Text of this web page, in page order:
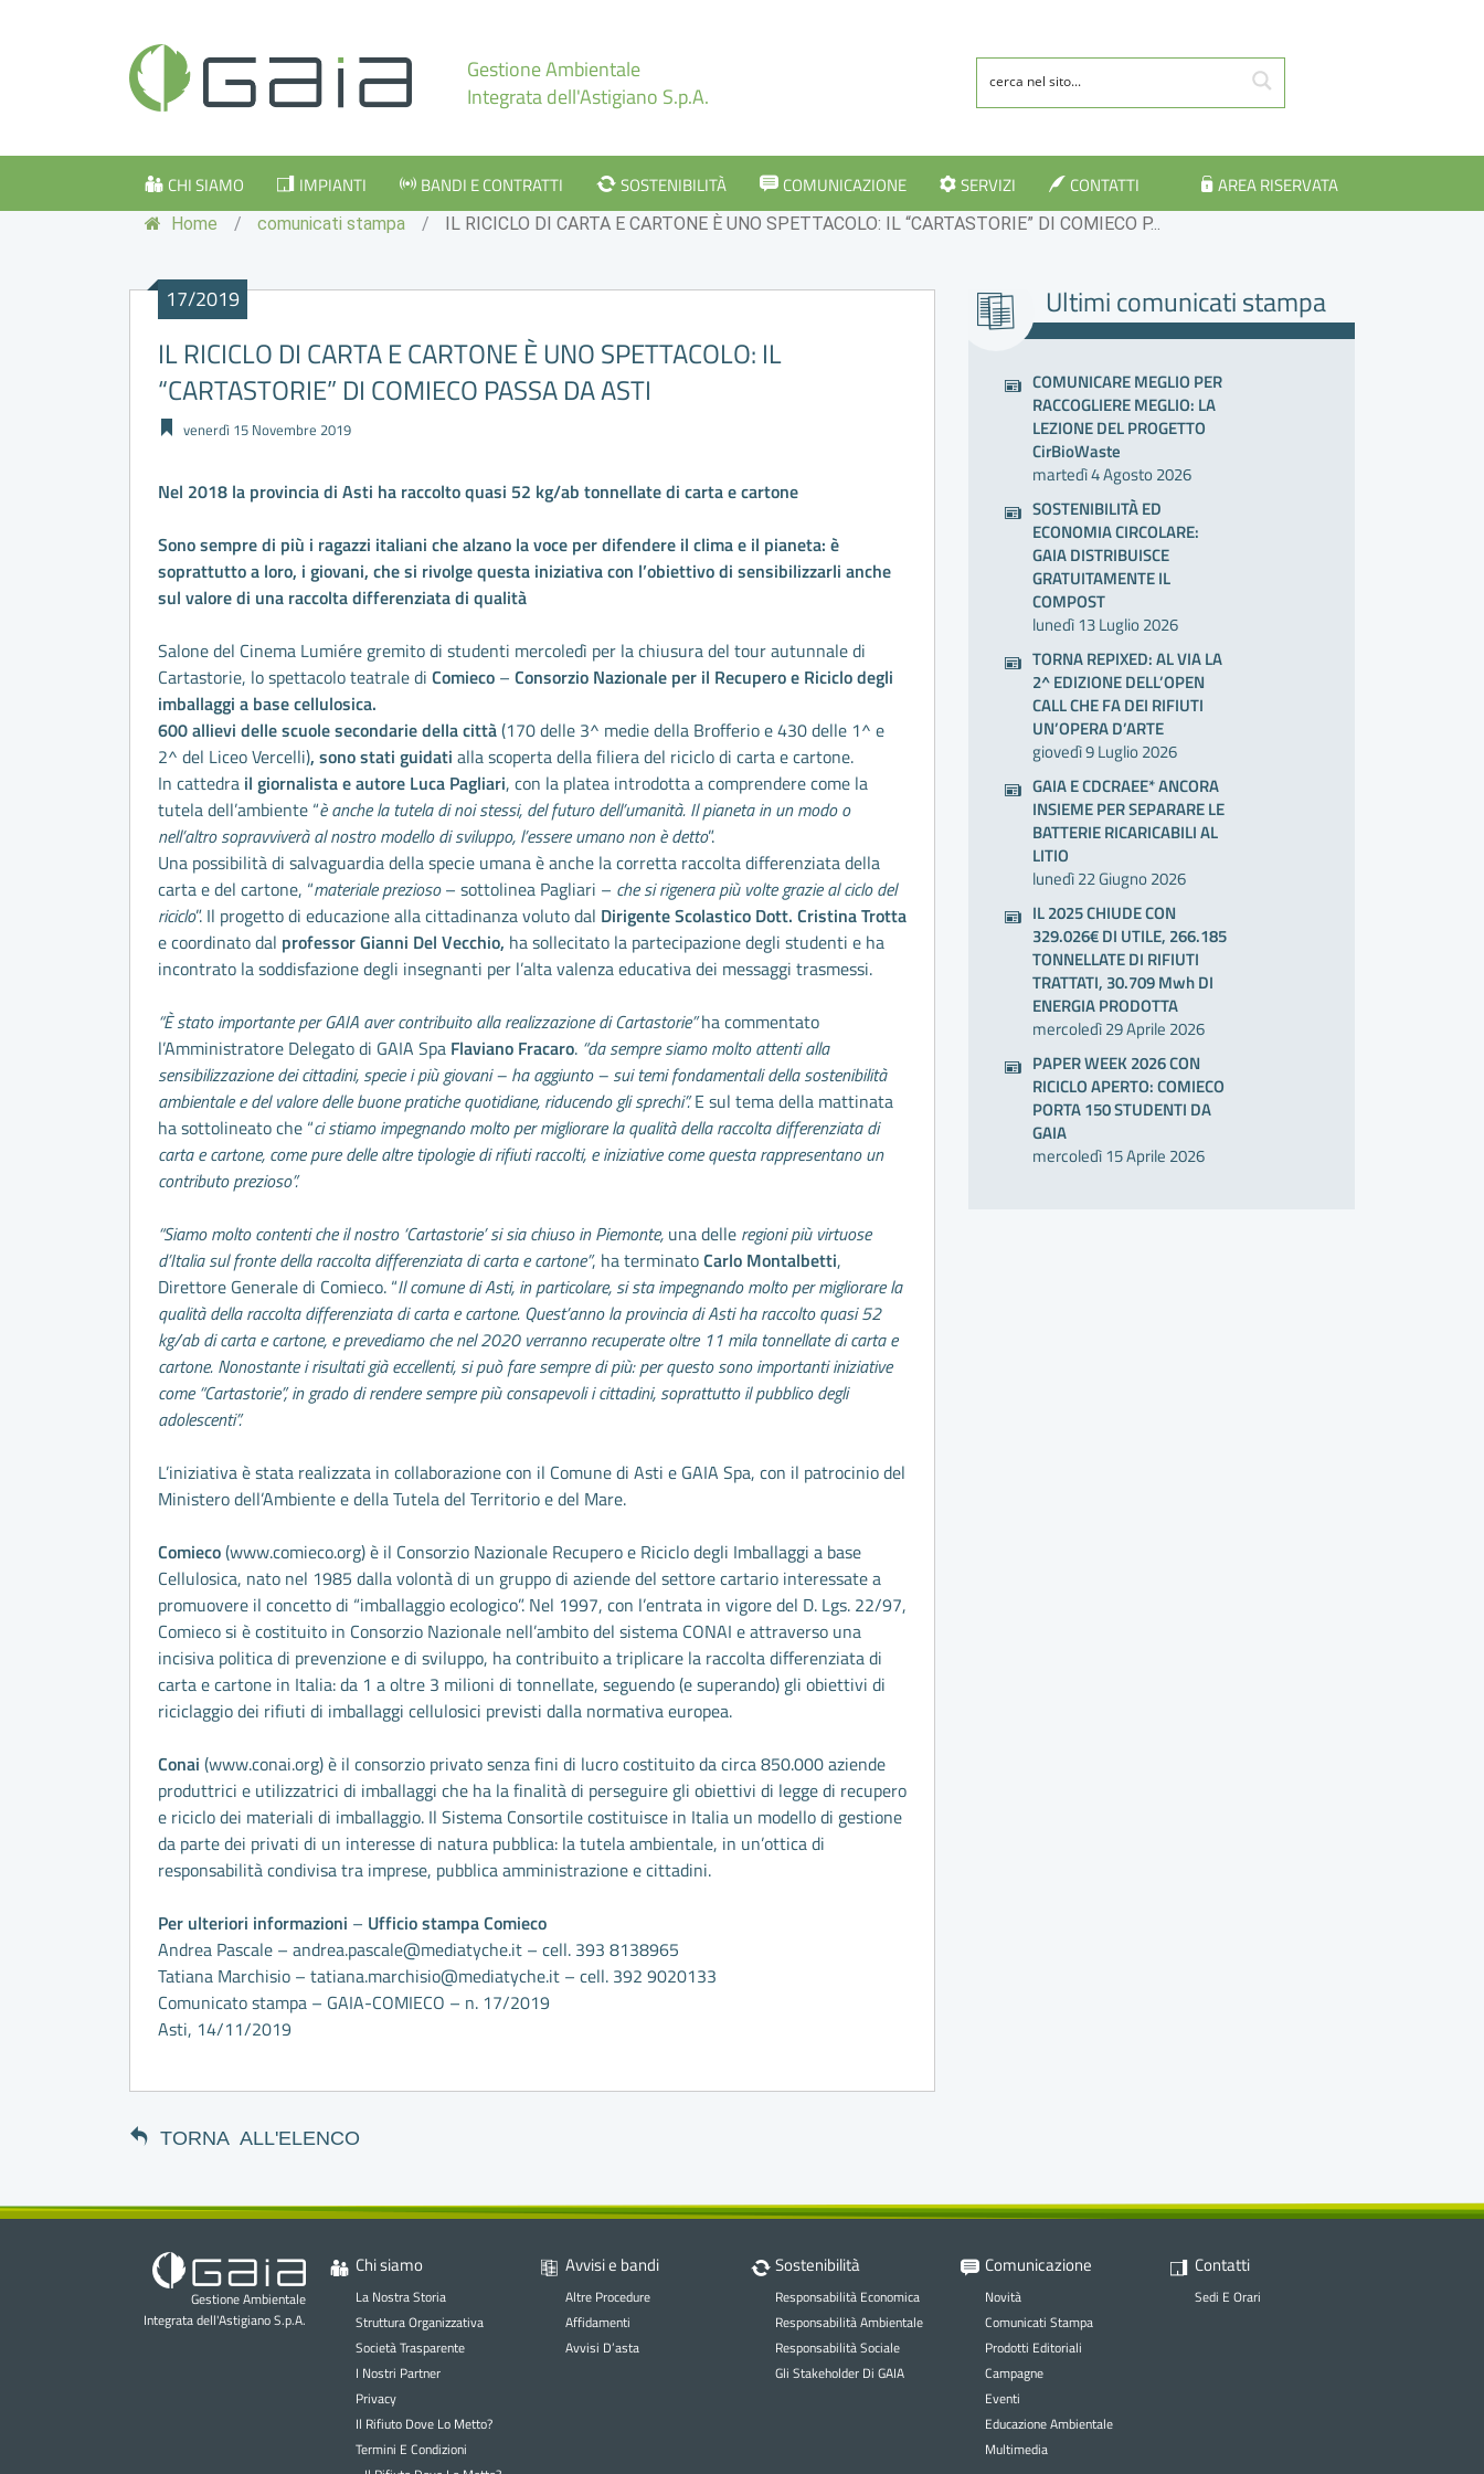
Gestione Ambientale
Integrata dell'Astigiano S.p.A.
CHI SIAMO IMPIANTI BANDI E CONTRATTI SOSTENIBILITÀ COMUNICAZIONE SERVIZI CONTATTI AREA RISERVATA
Home / comunicati stampa / IL RICICLO DI CARTA E CARTONE È UNO SPETTACOLO: IL “CARTASTORIE” DI COMIECO P...
17/2019
IL RICICLO DI CARTA E CARTONE È UNO SPETTACOLO: IL
“CARTASTORIE” DI COMIECO PASSA DA ASTI
venerdì 15 Novembre 2019
Nel 2018 la provincia di Asti ha raccolto quasi 52 kg/ab tonnellate di carta e cartone
Sono sempre di più i ragazzi italiani che alzano la voce per difendere il clima e il pianeta: è
soprattutto a loro, i giovani, che si rivolge questa iniziativa con l’obiettivo di sensibilizzarli anche
sul valore di una raccolta differenziata di qualità
Salone del Cinema Lumiére gremito di studenti mercoledì per la chiusura del tour autunnale di
Cartastorie, lo spettacolo teatrale di Comieco – Consorzio Nazionale per il Recupero e Riciclo degli
imballaggi a base cellulosica.
600 allievi delle scuole secondarie della città(170 delle 3^ medie della Brofferio e 430 delle 1^ e
2^ del Liceo Vercelli), sono stati guidati alla scoperta della filiera del riciclo di carta e cartone.
In cattedra il giornalista e autore Luca Pagliari, con la platea introdotta a comprendere come la
tutela dell’ambiente “è anche la tutela di noi stessi, del futuro dell’umanità. Il pianeta in un modo o
nell’altro sopravviverà al nostro modello di sviluppo, l’essere umano non è detto”.
Una possibilità di salvaguardia della specie umana è anche la corretta raccolta differenziata della
carta e del cartone, “materiale prezioso– sottolinea Pagliari – che si rigenera più volte grazie al ciclo del
riciclo”. Il progetto di educazione alla cittadinanza voluto dal Dirigente Scolastico Dott. Cristina Trotta
e coordinato dal professor Gianni Del Vecchio, ha sollecitato la partecipazione degli studenti e ha
incontrato la soddisfazione degli insegnanti per l’alta valenza educativa dei messaggi trasmessi.
“È stato importante per GAIA aver contribuito alla realizzazione di Cartastorie”ha commentato
l’Amministratore Delegato di GAIA Spa Flaviano Fracaro. “da sempre siamo molto attenti alla
sensibilizzazione dei cittadini, specie i più giovani – ha aggiunto – sui temi fondamentali della sostenibilità
ambientale e del valore delle buone pratiche quotidiane, riducendo gli sprechi”.E sul tema della mattinata
ha sottolineato che “ci stiamo impegnando molto per migliorare la qualità della raccolta differenziata di
carta e cartone, come pure delle altre tipologie di rifiuti raccolti, e iniziative come questa rappresentano un
contributo prezioso”.
“Siamo molto contenti che il nostro ‘Cartastorie’ si sia chiuso in Piemonte, una delle regioni più virtuose
d’Italia sul fronte della raccolta differenziata di carta e cartone”, ha terminatoCarlo Montalbetti,
Direttore Generale di Comieco. “Il comune di Asti, in particolare, si sta impegnando molto per migliorare la
qualità della raccolta differenziata di carta e cartone. Quest’anno la provincia di Asti ha raccolto quasi 52
kg/ab di carta e cartone, e prevediamo che nel 2020 verranno recuperate oltre 11 mila tonnellate di carta e
cartone. Nonostante i risultati già eccellenti, si può fare sempre di più: per questo sono importanti iniziative
come “Cartastorie”, in grado di rendere sempre più consapevoli i cittadini, soprattutto il pubblico degli
adolescenti”.
L’iniziativa è stata realizzata in collaborazione con il Comune di Asti e GAIA Spa, con il patrocinio del
Ministero dell’Ambiente e della Tutela del Territorio e del Mare.
Comieco(www.comieco.org) è il Consorzio Nazionale Recupero e Riciclo degli Imballaggi a base
Cellulosica, nato nel 1985 dalla volontà di un gruppo di aziende del settore cartario interessate a
promuovere il concetto di “imballaggio ecologico”. Nel 1997, con l’entrata in vigore del D. Lgs. 22/97,
Comieco si è costituito in Consorzio Nazionale nell’ambito del sistema CONAI e attraverso una
incisiva politica di prevenzione e di sviluppo, ha contribuito a triplicare la raccolta differenziata di
carta e cartone in Italia: da 1 a oltre 3 milioni di tonnellate, seguendo (e superando) gli obiettivi di
riciclaggio dei rifiuti di imballaggi cellulosici previsti dalla normativa europea.
Conai (www.conai.org) è il consorzio privato senza fini di lucro costituito da circa 850.000 aziende
produttrici e utilizzatrici di imballaggi che ha la finalità di perseguire gli obiettivi di legge di recupero
e riciclo dei materiali di imballaggio. Il Sistema Consortile costituisce in Italia un modello di gestione
da parte dei privati di un interesse di natura pubblica: la tutela ambientale, in un’ottica di
responsabilità condivisa tra imprese, pubblica amministrazione e cittadini.
Per ulteriori informazioni – Ufficio stampa Comieco
Andrea Pascale – andrea.pascale@mediatyche.it – cell. 393 8138965
Tatiana Marchisio – tatiana.marchisio@mediatyche.it – cell. 392 9020133
Comunicato stampa – GAIA-COMIECO – n. 17/2019
Asti, 14/11/2019
Ultimi comunicati stampa
COMUNICARE MEGLIO PER
RACCOGLIERE MEGLIO: LA
LEZIONE DEL PROGETTO
CirBioWaste
martedì 4 Agosto 2026
SOSTENIBILITÀ ED
ECONOMIA CIRCOLARE:
GAIA DISTRIBUISCE
GRATUITAMENTE IL
COMPOST
lunedì 13 Luglio 2026
TORNA REPIXED: AL VIA LA
2^ EDIZIONE DELL’OPEN
CALL CHE FA DEI RIFIUTI
UN’OPERA D’ARTE
giovedì 9 Luglio 2026
GAIA E CDCRAEE* ANCORA
INSIEME PER SEPARARE LE
BATTERIE RICARICABILI AL
LITIO
lunedì 22 Giugno 2026
IL 2025 CHIUDE CON
329.026€ DI UTILE, 266.185
TONNELLATE DI RIFIUTI
TRATTATI, 30.709 Mwh DI
ENERGIA PRODOTTA
mercoledì 29 Aprile 2026
PAPER WEEK 2026 CON
RICICLO APERTO: COMIECO
PORTA 150 STUDENTI DA
GAIA
mercoledì 15 Aprile 2026
TORNA ALL'ELENCO
Gestione Ambientale
Integrata dell'Astigiano S.p.A.
Chi siamo
La Nostra Storia
Struttura Organizzativa
Società Trasparente
I Nostri Partner
Privacy
Il Rifiuto Dove Lo Metto?
Termini E Condizioni
Avvisi e bandi
Altre Procedure
Affidamenti
Avvisi D’asta
Sostenibilità
Responsabilità Economica
Responsabilità Ambientale
Responsabilità Sociale
Gli Stakeholder Di GAIA
Comunicazione
Novità
Comunicati Stampa
Prodotti Editoriali
Campagne
Eventi
Educazione Ambientale
Multimedia
Contatti
Sedi E Orari